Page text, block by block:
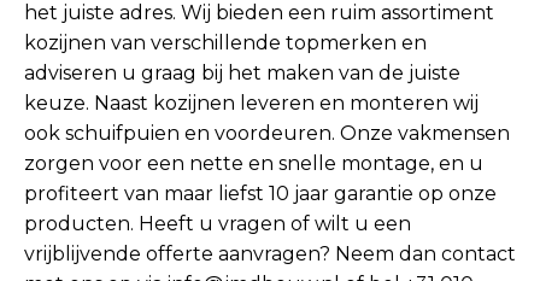
het juiste adres. Wij bieden een ruim assortiment
kozijnen van verschillende topmerken en
adviseren u graag bij het maken van de juiste
keuze. Naast kozijnen leveren en monteren wij
ook schuifpuien en voordeuren. Onze vakmensen
zorgen voor een nette en snelle montage, en u
profiteert van maar liefst 10 jaar garantie op onze
producten. Heeft u vragen of wilt u een
vrijblijvende offerte aanvragen? Neem dan contact